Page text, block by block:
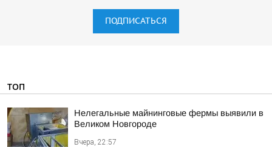
ПОДПИСАТЬСЯ
ТОП
Нелегальные майнинговые фермы выявили в
Великом Новгороде
Вчера, 22:57